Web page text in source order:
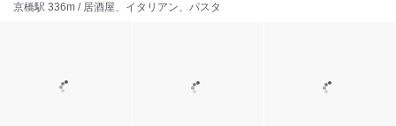
京橋駅 336m / 居酒屋、イタリアン、パスタ